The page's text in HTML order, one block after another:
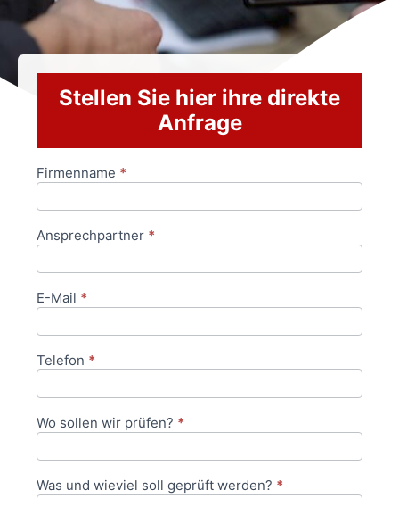
Stellen Sie hier ihre direkte
Anfrage
Anfrageformular
Firmenname *
Ansprechpartner *
E-Mail *
Telefon *
Wo sollen wir prüfen? *
Was und wieviel soll geprüft werden? *